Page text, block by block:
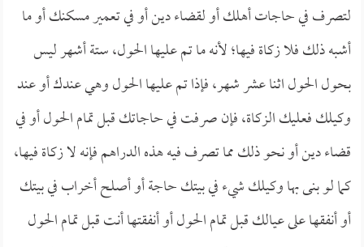
لتصرف في حاجات أهلك أو لقضاء دين أو في تعمير مسكنك أو ما
أشبه ذلك فلا زكاة فيها؛ لأنه ما تم عليها الحول، ستة أشهر ليس
بحول الحول اثنا عشر شهر، فإذا تم عليها الحول وهي عندك أو عند
وكيلك فعليك الزكاة، فإن صرفت في حاجاتك قبل تمام الحول أو في
قضاء دين أو نحو ذلك مما تصرف فيه هذه الدراهم فإنه لا زكاة فيها،
كما لو بنى بها وكيلك شيء في بيتك حاجة أو أصلح أخراب في بيتك
أو أنفقها على عيالك قبل تمام الحول أو أنفقتها أنت قبل تمام الحول